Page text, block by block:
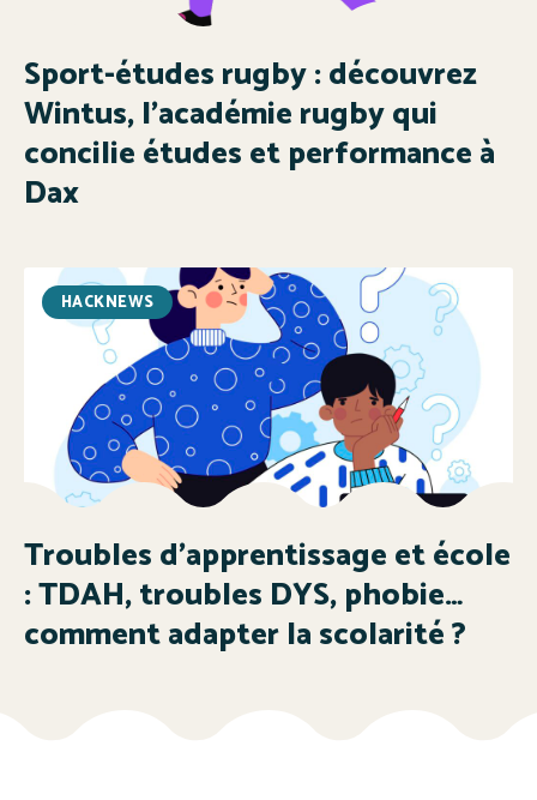
Sport-études rugby : découvrez
Wintus, l’académie rugby qui
concilie études et performance à
Dax
HACKNEWS
Troubles d’apprentissage et école
: TDAH, troubles DYS, phobie…
comment adapter la scolarité ?